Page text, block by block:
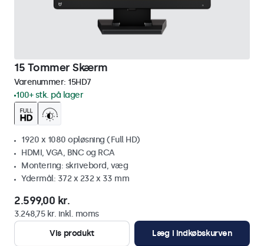
15 Tommer Skærm
Varenummer: 15HD7
100+ stk. på lager
1920 x 1080 opløsning (Full HD)
HDMI, VGA, BNC og RCA
Montering: skrivebord, væg
Ydermål: 372 x 232 x 33 mm
2.599,00 kr.
3.248,75 kr. inkl. moms
Vis produkt
Læg i indkøbskurven